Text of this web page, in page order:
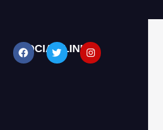
SOCIAL LINKS